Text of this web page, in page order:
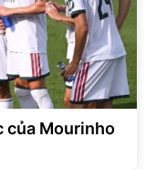
của Mourinho